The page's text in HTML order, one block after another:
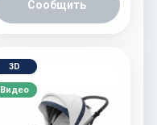
Сообщить
3D
Видео